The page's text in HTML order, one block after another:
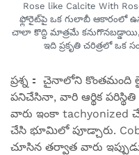
Rose like Calcite With
ఫ్లోరైట్‌పై ఒక గులాబీ ఆకారంలో
చాలా కొద్ది మాత్రమే
ఇది ప్రకృతి చరిత్రలో ఒక
ప్రశ్న： చైనాలోని కొంతమంది
పనిచేసినా, వారి ఆర్థిక
వారు ఇంకా tachyonized
చేసి భూమిలో పూడ్చారు.
చూసిన తర్వాత వారు